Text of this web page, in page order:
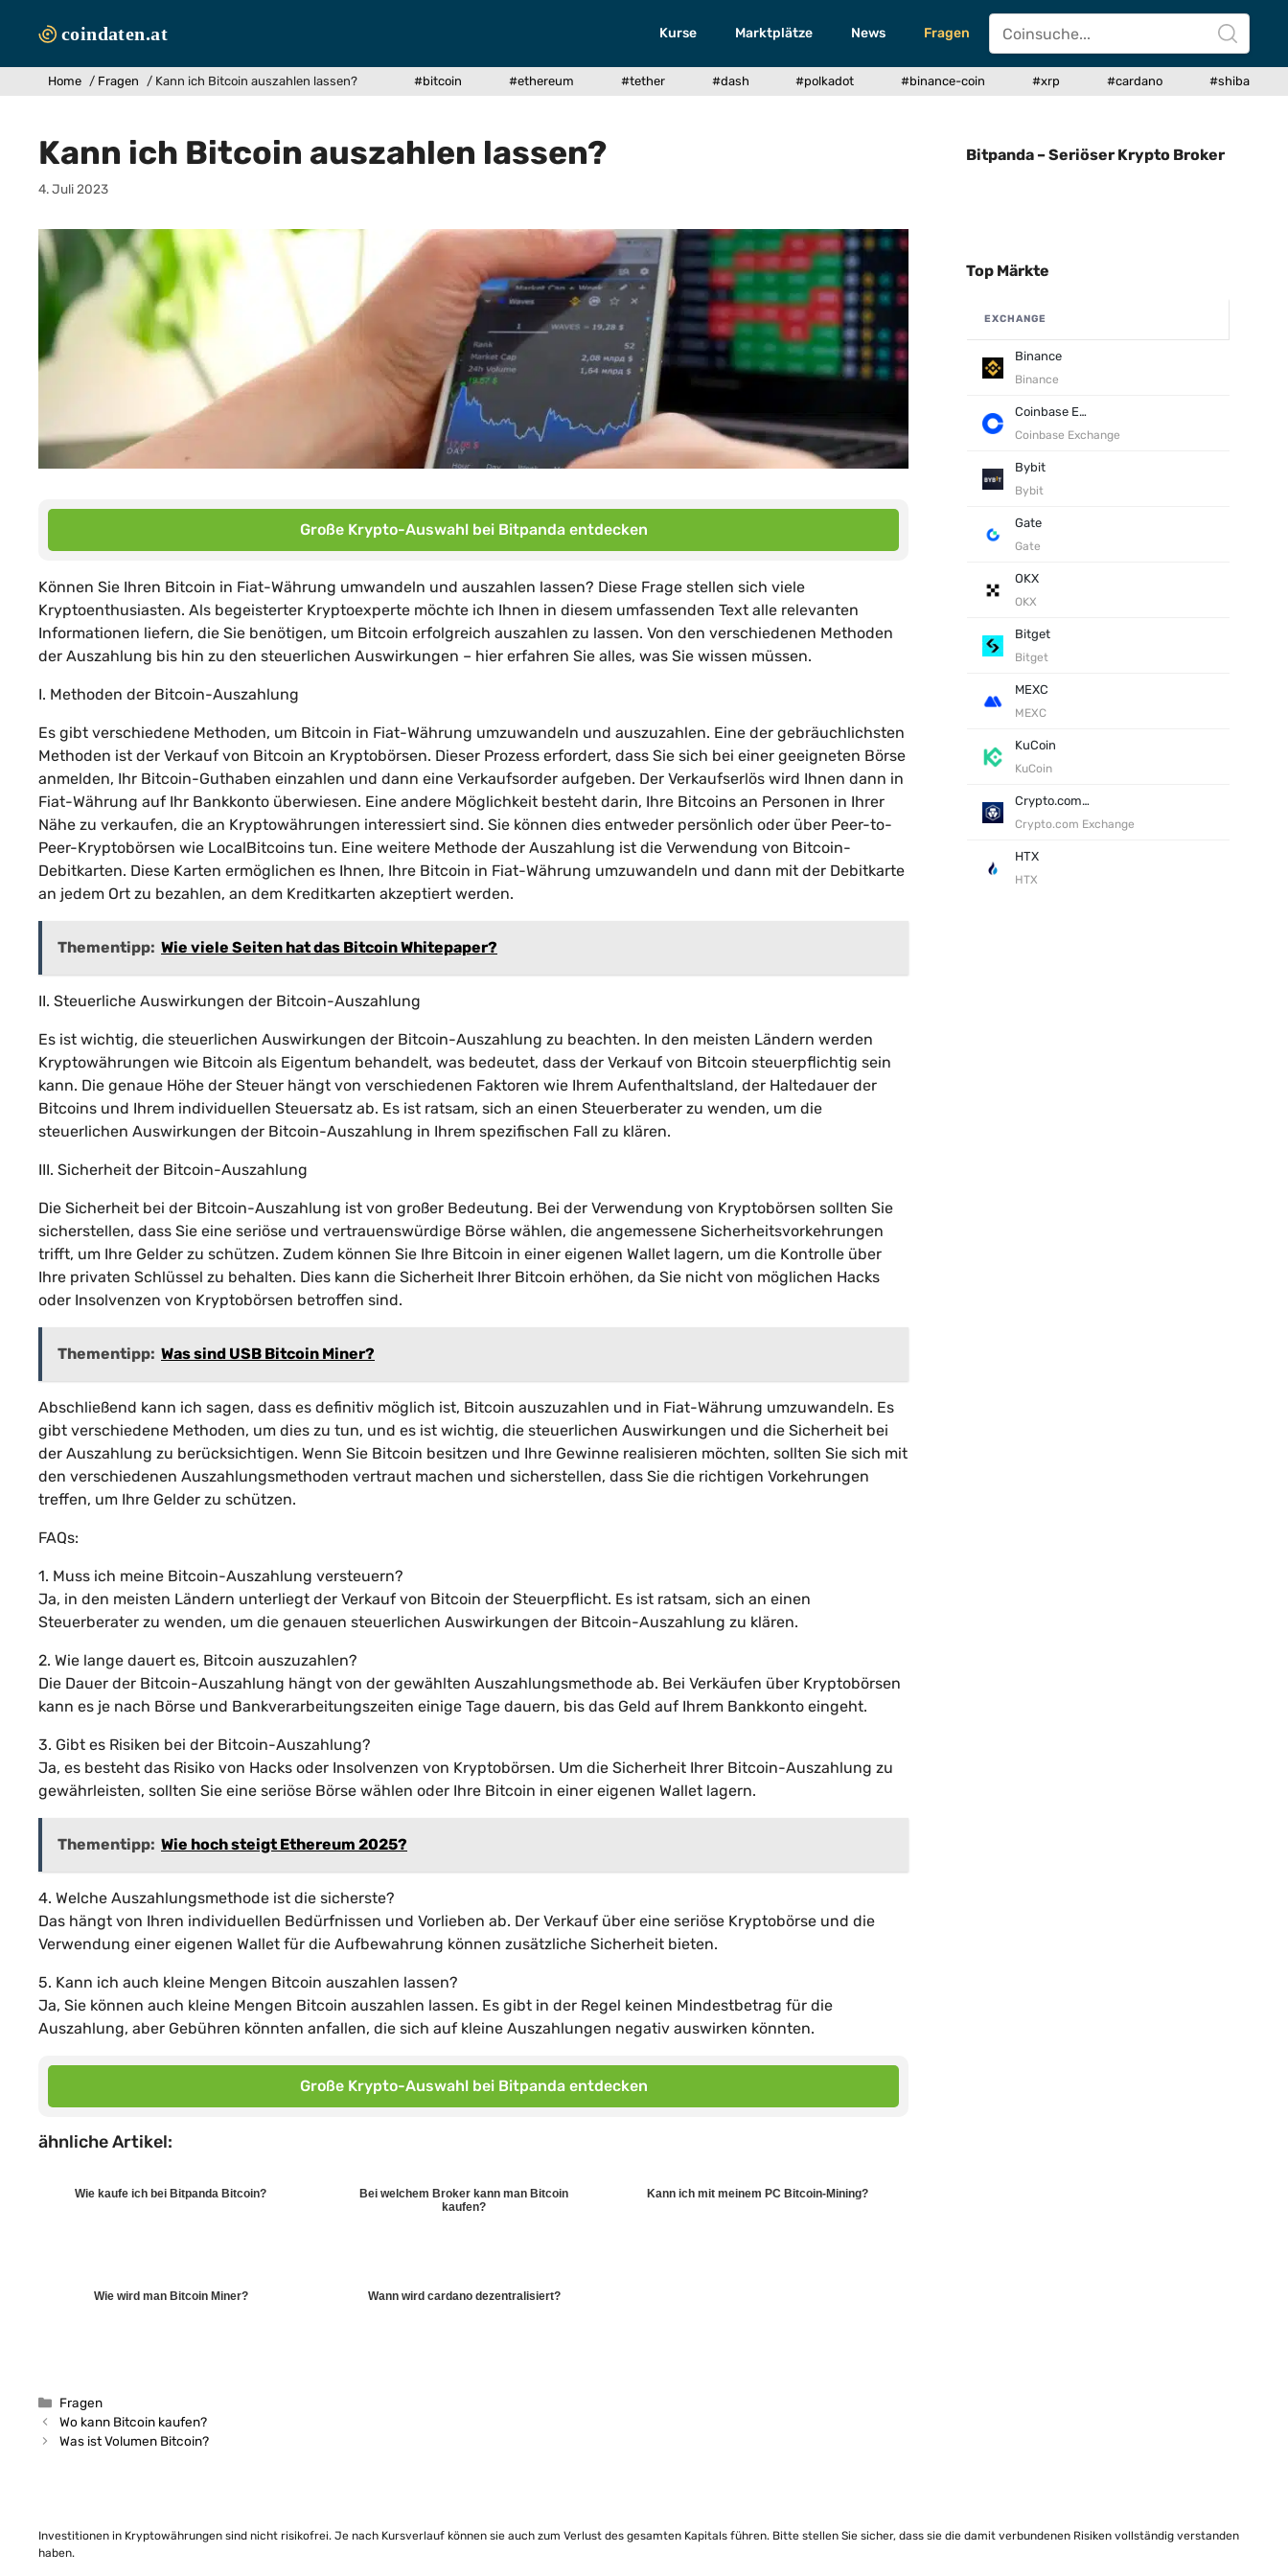
Inhalt
Kurse Marktplätze News Fragen
Home / Fragen / Kann ich Bitcoin auszahlen lassen? #bitcoin #ethereum #tether #dash #polkadot #binance-coin #xrp #cardano #shiba
Kann ich Bitcoin auszahlen lassen?
4. Juli 2023
Große Krypto-Auswahl bei Bitpanda entdecken
Können Sie Ihren Bitcoin in Fiat-Währung umwandeln und auszahlen lassen? Diese Frage stellen sich viele
Kryptoenthusiasten. Als begeisterter Kryptoexperte möchte ich Ihnen in diesem umfassenden Text alle relevanten
Informationen liefern, die Sie benötigen, um Bitcoin erfolgreich auszahlen zu lassen. Von den verschiedenen Methoden
der Auszahlung bis hin zu den steuerlichen Auswirkungen – hier erfahren Sie alles, was Sie wissen müssen.
I. Methoden der Bitcoin-Auszahlung
Es gibt verschiedene Methoden, um Bitcoin in Fiat-Währung umzuwandeln und auszuzahlen. Eine der gebräuchlichsten
Methoden ist der Verkauf von Bitcoin an Kryptobörsen. Dieser Prozess erfordert, dass Sie sich bei einer geeigneten Börse
anmelden, Ihr Bitcoin-Guthaben einzahlen und dann eine Verkaufsorder aufgeben. Der Verkaufserlös wird Ihnen dann in
Fiat-Währung auf Ihr Bankkonto überwiesen. Eine andere Möglichkeit besteht darin, Ihre Bitcoins an Personen in Ihrer
Nähe zu verkaufen, die an Kryptowährungen interessiert sind. Sie können dies entweder persönlich oder über Peer-to-
Peer-Kryptobörsen wie LocalBitcoins tun. Eine weitere Methode der Auszahlung ist die Verwendung von Bitcoin-
Debitkarten. Diese Karten ermöglichen es Ihnen, Ihre Bitcoin in Fiat-Währung umzuwandeln und dann mit der Debitkarte
an jedem Ort zu bezahlen, an dem Kreditkarten akzeptiert werden.
Thementipp: Wie viele Seiten hat das Bitcoin Whitepaper?
II. Steuerliche Auswirkungen der Bitcoin-Auszahlung
Es ist wichtig, die steuerlichen Auswirkungen der Bitcoin-Auszahlung zu beachten. In den meisten Ländern werden
Kryptowährungen wie Bitcoin als Eigentum behandelt, was bedeutet, dass der Verkauf von Bitcoin steuerpflichtig sein
kann. Die genaue Höhe der Steuer hängt von verschiedenen Faktoren wie Ihrem Aufenthaltsland, der Haltedauer der
Bitcoins und Ihrem individuellen Steuersatz ab. Es ist ratsam, sich an einen Steuerberater zu wenden, um die
steuerlichen Auswirkungen der Bitcoin-Auszahlung in Ihrem spezifischen Fall zu klären.
III. Sicherheit der Bitcoin-Auszahlung
Die Sicherheit bei der Bitcoin-Auszahlung ist von großer Bedeutung. Bei der Verwendung von Kryptobörsen sollten Sie
sicherstellen, dass Sie eine seriöse und vertrauenswürdige Börse wählen, die angemessene Sicherheitsvorkehrungen
trifft, um Ihre Gelder zu schützen. Zudem können Sie Ihre Bitcoin in einer eigenen Wallet lagern, um die Kontrolle über
Ihre privaten Schlüssel zu behalten. Dies kann die Sicherheit Ihrer Bitcoin erhöhen, da Sie nicht von möglichen Hacks
oder Insolvenzen von Kryptobörsen betroffen sind.
Thementipp: Was sind USB Bitcoin Miner?
Abschließend kann ich sagen, dass es definitiv möglich ist, Bitcoin auszuzahlen und in Fiat-Währung umzuwandeln. Es
gibt verschiedene Methoden, um dies zu tun, und es ist wichtig, die steuerlichen Auswirkungen und die Sicherheit bei
der Auszahlung zu berücksichtigen. Wenn Sie Bitcoin besitzen und Ihre Gewinne realisieren möchten, sollten Sie sich mit
den verschiedenen Auszahlungsmethoden vertraut machen und sicherstellen, dass Sie die richtigen Vorkehrungen
treffen, um Ihre Gelder zu schützen.
FAQs:
1. Muss ich meine Bitcoin-Auszahlung versteuern?
Ja, in den meisten Ländern unterliegt der Verkauf von Bitcoin der Steuerpflicht. Es ist ratsam, sich an einen
Steuerberater zu wenden, um die genauen steuerlichen Auswirkungen der Bitcoin-Auszahlung zu klären.
2. Wie lange dauert es, Bitcoin auszuzahlen?
Die Dauer der Bitcoin-Auszahlung hängt von der gewählten Auszahlungsmethode ab. Bei Verkäufen über Kryptobörsen
kann es je nach Börse und Bankverarbeitungszeiten einige Tage dauern, bis das Geld auf Ihrem Bankkonto eingeht.
3. Gibt es Risiken bei der Bitcoin-Auszahlung?
Ja, es besteht das Risiko von Hacks oder Insolvenzen von Kryptobörsen. Um die Sicherheit Ihrer Bitcoin-Auszahlung zu
gewährleisten, sollten Sie eine seriöse Börse wählen oder Ihre Bitcoin in einer eigenen Wallet lagern.
Thementipp: Wie hoch steigt Ethereum 2025?
4. Welche Auszahlungsmethode ist die sicherste?
Das hängt von Ihren individuellen Bedürfnissen und Vorlieben ab. Der Verkauf über eine seriöse Kryptobörse und die
Verwendung einer eigenen Wallet für die Aufbewahrung können zusätzliche Sicherheit bieten.
5. Kann ich auch kleine Mengen Bitcoin auszahlen lassen?
Ja, Sie können auch kleine Mengen Bitcoin auszahlen lassen. Es gibt in der Regel keinen Mindestbetrag für die
Auszahlung, aber Gebühren könnten anfallen, die sich auf kleine Auszahlungen negativ auswirken könnten.
Große Krypto-Auswahl bei Bitpanda entdecken
ähnliche Artikel:
Wie kaufe ich bei Bitpanda Bitcoin?
Bei welchem Broker kann man Bitcoin
kaufen?
Kann ich mit meinem PC Bitcoin-Mining?
Wie wird man Bitcoin Miner? Wann wird cardano dezentralisiert?
Kategorien
Fragen
Wo kann Bitcoin kaufen?
Was ist Volumen Bitcoin?
Bitpanda – Seriöser Krypto Broker
Top Märkte
EXCHANGE
Binance
Binance
Coinbase Exchange
Coinbase Exchange
Bybit
Bybit
Gate
Gate
OKX
OKX
Bitget
Bitget
MEXC
MEXC
KuCoin
KuCoin
Crypto.com Exchange
Crypto.com Exchange
HTX
HTX
Investitionen in Kryptowährungen sind nicht risikofrei. Je nach Kursverlauf können sie auch zum Verlust des gesamten Kapitals führen. Bitte stellen Sie sicher, dass sie die damit verbundenen Risiken vollständig verstanden
haben.